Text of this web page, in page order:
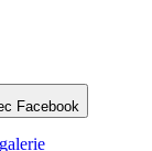
Facebook